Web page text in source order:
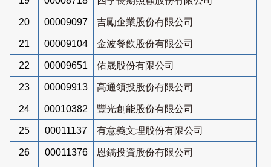
20 00009097 吉勵企業股份有限公司
21 00009104 金波餐飲股份有限公司
22 00009651 佑晟股份有限公司
23 00009913 高通領投股份有限公司
24 00010382 豐光創能股份有限公司
25 00011137 有意義文理股份有限公司
26 00011376 恩鎬投資股份有限公司